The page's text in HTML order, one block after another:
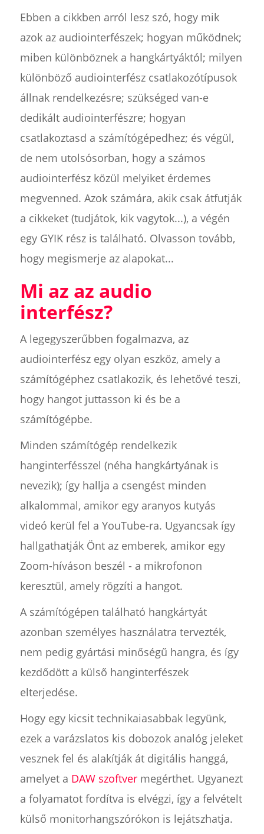
Ebben a cikkben arról lesz szó, hogy mik
azok az audiointerfészek; hogyan működnek;
miben különböznek a hangkártyáktól; milyen
különböző audiointerfész csatlakozótípusok
állnak rendelkezésre; szükséged van-e
dedikált audiointerfészre; hogyan
csatlakoztasd a számítógépedhez; és végül,
de nem utolsósorban, hogy a számos
audiointerfész közül melyiket érdemes
megvenned. Azok számára, akik csak átfutják
a cikkeket (tudjátok, kik vagytok...), a végén
egy GYIK rész is található. Olvasson tovább,
hogy megismerje az alapokat...
Mi az az audio
interfész?
A legegyszerűbben fogalmazva, az
audiointerfész egy olyan eszköz, amely a
számítógéphez csatlakozik, és lehetővé teszi,
hogy hangot juttasson ki és be a
számítógépbe.
Minden számítógép rendelkezik
hanginterfésszel (néha hangkártyának is
nevezik); így hallja a csengést minden
alkalommal, amikor egy aranyos kutyás
videó kerül fel a YouTube-ra. Ugyancsak így
hallgathatják Önt az emberek, amikor egy
Zoom-híváson beszél - a mikrofonon
keresztül, amely rögzíti a hangot.
A számítógépen található hangkártyát
azonban személyes használatra tervezték,
nem pedig gyártási minőségű hangra, és így
kezdődött a külső hanginterfészek
elterjedése.
Hogy egy kicsit technikaiasabbak legyünk,
ezek a varázslatos kis dobozok analóg jeleket
vesznek fel és alakítják át digitális hanggá,
amelyet a DAW szoftvermegérthet. Ugyanezt
a folyamatot fordítva is elvégzi, így a felvételt
külső monitorhangszórókon is lejátszhatja.